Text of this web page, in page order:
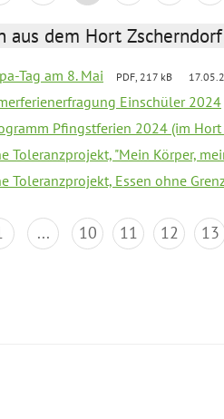
aus dem Hort Zscherndorf
Tag am 8. Mai PDF, 217 kB
Einschüler 2024
Pfingstferien 2024 (im
Toleranzprojekt, "Mein Körper,
Toleranzprojekt, Essen ohne
... 10 11 12 13